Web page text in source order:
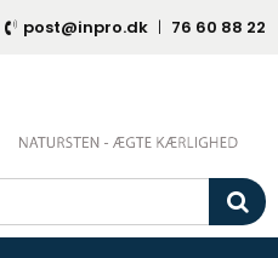
post@inpro.dk | 76 60 88 22